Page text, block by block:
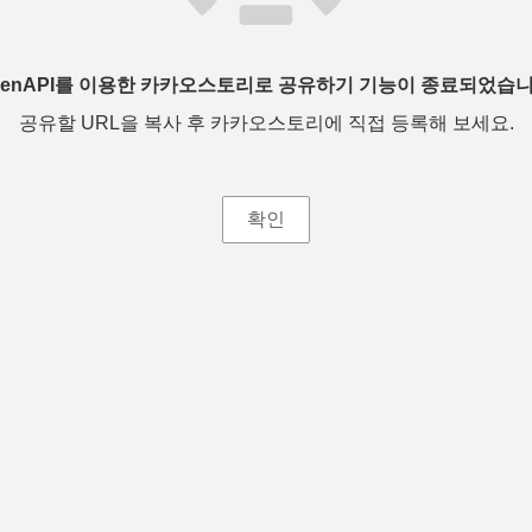
를 이용한 카카오스토리로 공유하기 기능이 종료되었습
공유할 URL을 복사 후 카카오스토리에 직접 등록해 보세요.
확인